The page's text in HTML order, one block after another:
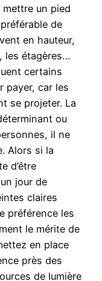
un pied
de
en hauteur,
les étagères…
certains
payer, car les
se projeter. La
ou
il ne
Alors si la
d’être
jour de
claires
préférence les
le mérite de
en place
près des
de lumière